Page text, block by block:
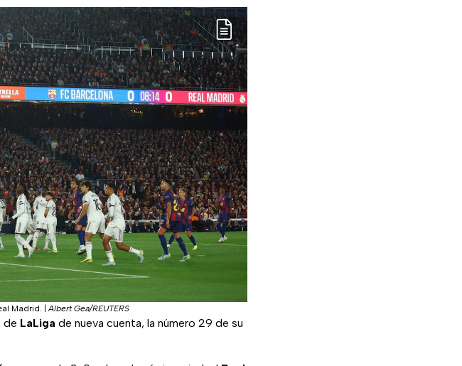
Madrid. |Albert Gea/REUTERS
de LaLiga de nueva cuenta, la número 29 de su